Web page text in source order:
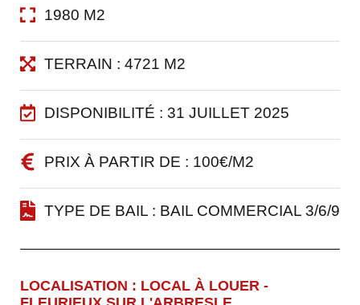
1980 M2
TERRAIN : 4721 M2
DISPONIBILITÉ : 31 JUILLET 2025
PRIX À PARTIR DE : 100€/M2
TYPE DE BAIL : BAIL COMMERCIAL 3/6/9
LOCALISATION : LOCAL À LOUER -